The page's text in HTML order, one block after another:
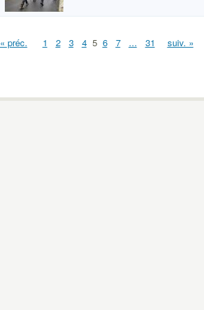
« préc. 1 2 3 4 5 6 7 ... 31 suiv. »